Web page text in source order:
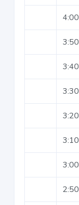
4:00
3:50
3:40
3:30
3:20
3:10
3:00
2:50